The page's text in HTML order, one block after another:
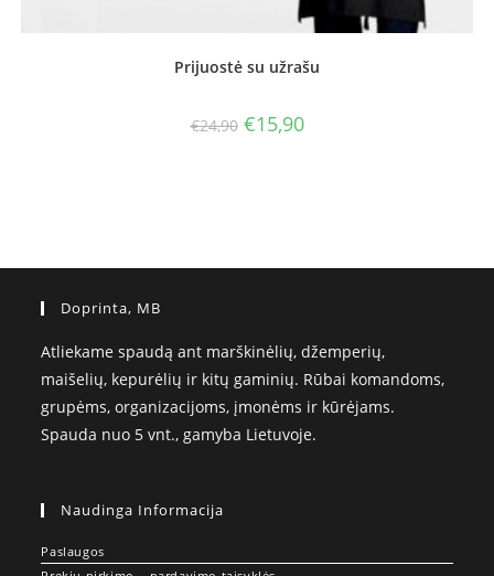
Prijuostė su užrašu
€24,90 Original
price
€15,90Current
price
Doprinta, MB
Atliekame spaudą ant marškinėlių, džemperių,
maišelių, kepurėlių ir kitų gaminių. Rūbai komandoms,
grupėms, organizacijoms, įmonėms ir kūrėjams.
Spauda nuo 5 vnt., gamyba Lietuvoje.
Naudinga Informacija
Paslaugos